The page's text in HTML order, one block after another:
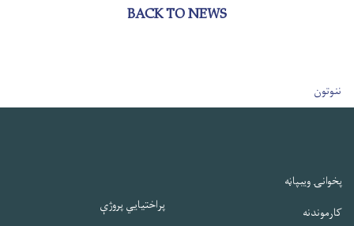
BACK TO NEWS
User account menu
ننوتون
پخوانۍ ویبپاڼه
کارموندنه
پراختیایي پروژې